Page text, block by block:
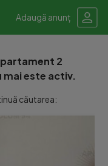
Adaugă anunț
2
mai este activ.
căutarea: